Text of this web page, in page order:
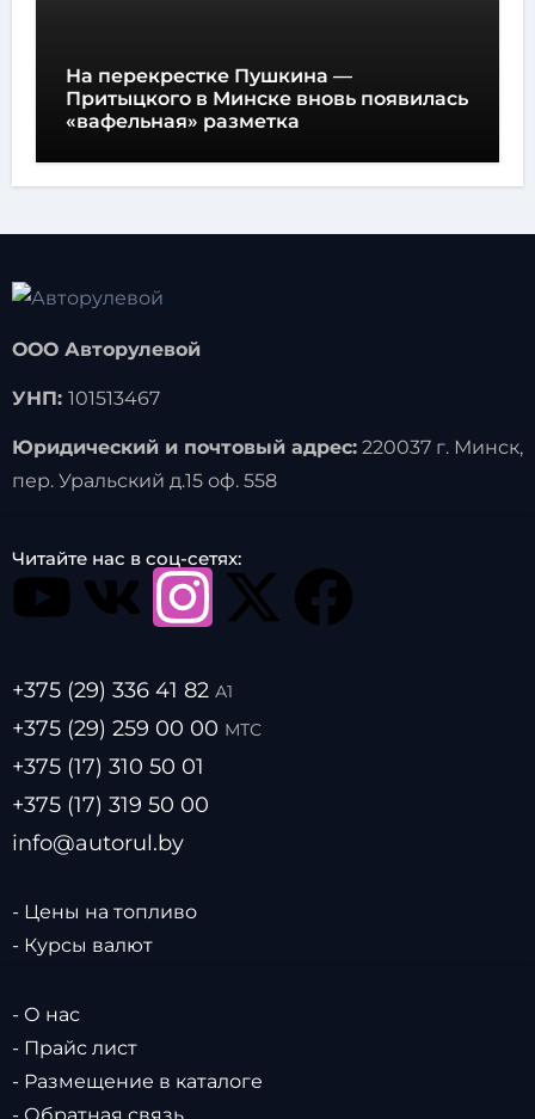
На перекрестке Пушкина —
Притыцкого в Минске вновь появилась
«вафельная» разметка
ООО Авторулевой
УНП: 101513467
Юридический и почтовый адрес:220037 г. Минск,
пер. Уральский д.15 оф. 558
Читайте нас в соц-сетях:
+375 (29) 336 41 82 А1
+375 (29) 259 00 00 МТС
+375 (17) 310 50 01
+375 (17) 319 50 00
info@autorul.by
- Цены на топливо
- Курсы валют
- О нас
- Прайс лист
- Размещение в каталоге